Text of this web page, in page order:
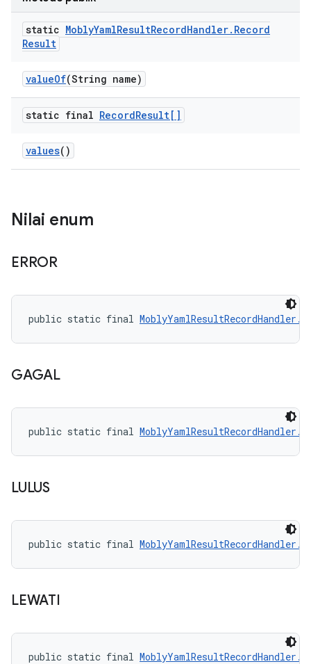
static MoblyYamlResultRecordHandler. Record
Result
valueOf(String name)
static final RecordResult[]
values()
Nilai enum
ERROR
public static final
GAGAL
public static final
LULUS
public static final
LEWATI
public static final